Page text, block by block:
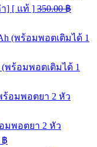
า] [ แท้ ] 350.00฿
พร้อมพอตเติมได้ 1
มพอตยา 2 หัว
฿